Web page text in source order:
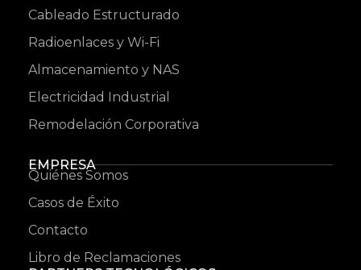
Cableado Estructurado
Radioenlaces y Wi-Fi
Almacenamiento y NAS
Electricidad Industrial
Remodelación Corporativa
EMPRESA
Quiénes Somos
Casos de Éxito
Contacto
Libro de Reclamaciones